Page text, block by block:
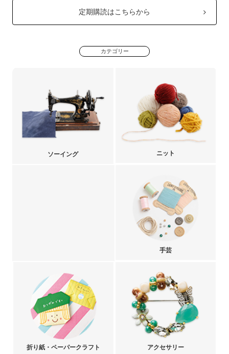
定期購読はこちらから
カテゴリー
ソーイング ニット
手芸
折り紙・ペーパークラフト アクセサリー